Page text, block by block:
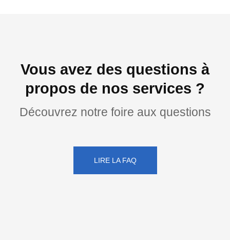
Vous avez des questions à
propos de nos services ?
Découvrez notre foire aux questions
LIRE LA FAQ